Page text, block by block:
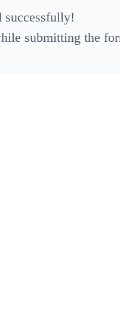
successfully!
submitting the